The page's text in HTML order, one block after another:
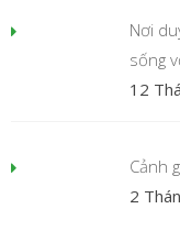
Nơi
sống
12
Cảnh
2